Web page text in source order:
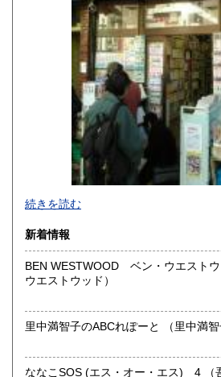
200円
-
沿線名：東京メトロ半蔵門線 都営三
最寄駅：神保町駅徒歩1分
営業時間：平日10:30-19:00 日・祝
定休日：年末年始(30日～3日)※28日
応とさせていただきます。
書籍の買取について
取り扱い分野
続きを読む
新着情報
BEN WESTWOOD ベン・ウエストウッド写
ウエストウッド）
里中満智子のABCれぽーと （里
なな